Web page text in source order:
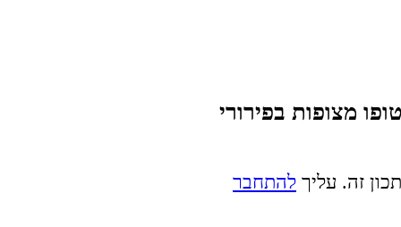
מצופות בפירורי
זה. עליך להתחבר